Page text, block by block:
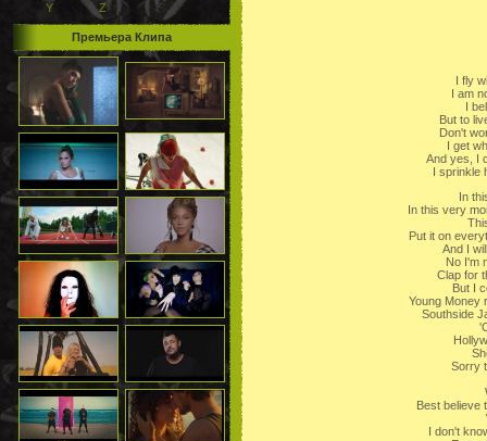
Y
Z
Премьера Клипа
I fly
I am
I
But to
Don't
I get
And yes, I
I sprinkle
In
In this very
Put it on
And I
No I'm
Clap for
But I
Young Money
Southside
Sorry
Best believe
I don't